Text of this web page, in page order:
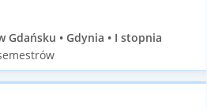
• Gdynia • I stopnia